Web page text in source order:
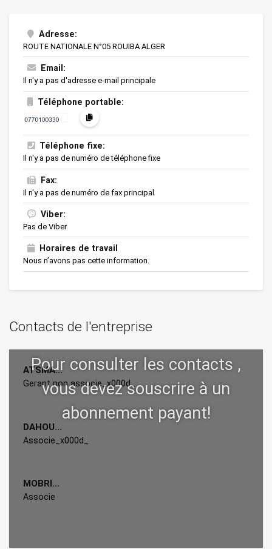
Adresse:
ROUTE NATIONALE N°05 ROUIBA ALGER
Email:
Il n'y a pas d'adresse e-mail principale
Téléphone portable:
Téléphone fixe:
Il n'y a pas de numéro de téléphone fixe
Fax:
Il n'y a pas de numéro de fax principal
Viber:
Pas de Viber
Horaires de travail
Nous n’avons pas cette information.
Contacts de l'entreprise
ATSMA...
Gerant non associe_x000d_
DAHOU...
Associe_x000d_
MOBRI...
Associe